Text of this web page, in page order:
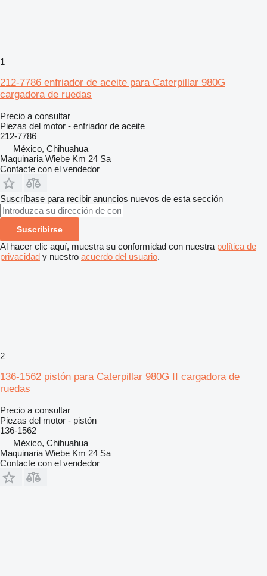
1
212-7786 enfriador de aceite para Caterpillar 980G
cargadora de ruedas
Precio a consultar
Piezas del motor - enfriador de aceite
212-7786
México, Chihuahua
Maquinaria Wiebe Km 24 Sa
Contacte con el vendedor
Suscríbase para recibir anuncios nuevos de esta sección
Suscribirse
Al hacer clic aquí, muestra su conformidad con nuestra política de
privacidad y nuestro acuerdo del usuario.
2
136-1562 pistón para Caterpillar 980G II cargadora de
ruedas
Precio a consultar
Piezas del motor - pistón
136-1562
México, Chihuahua
Maquinaria Wiebe Km 24 Sa
Contacte con el vendedor